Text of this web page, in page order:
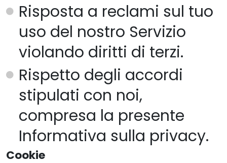
Risposta a reclami sul tuo
uso del nostro Servizio
violando diritti di terzi.
Rispetto degli accordi
stipulati con noi,
compresa la presente
Informativa sulla privacy.
Cookie